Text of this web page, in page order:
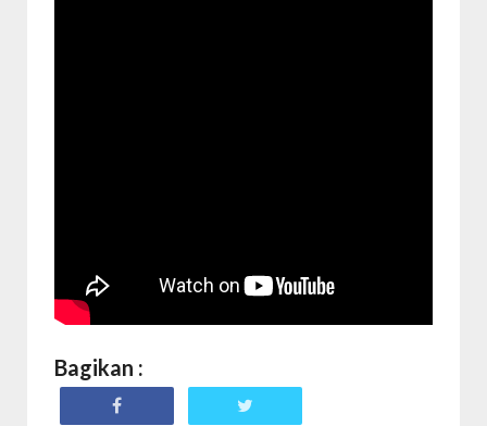
Bagikan :